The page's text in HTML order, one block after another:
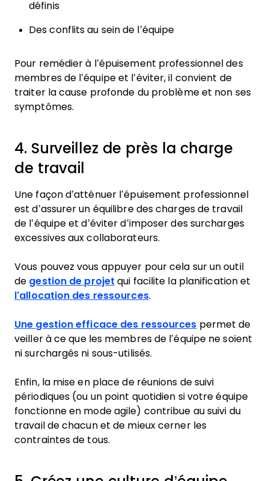
définis
Des conflits au sein de l’équipe
Pour remédier à l’épuisement professionnel des
membres de l’équipe et l’éviter, il convient de
traiter la cause profonde du problème et non ses
symptômes.
4. Surveillez de près la charge
de travail
Une façon d’atténuer l’épuisement professionnel
est d’assurer un équilibre des charges de travail
de l’équipe et d’éviter d’imposer des surcharges
excessives aux collaborateurs.
Vous pouvez vous appuyer pour cela sur un outil
de gestion de projet qui facilite la planification et
l’allocation des ressources.
Une gestion efficace des ressources permet de
veiller à ce que les membres de l’équipe ne soient
ni surchargés ni sous-utilisés.
Enfin, la mise en place de réunions de suivi
périodiques (ou un point quotidien si votre équipe
fonctionne en mode agile) contribue au suivi du
travail de chacun et de mieux cerner les
contraintes de tous.